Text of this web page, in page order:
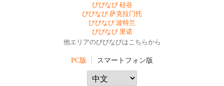
びびなび 硅谷
びびなび 萨克拉门托
びびなび 波特兰
びびなび 里诺
他エリアのびびなびはこちらから
PC版 スマートフォン版